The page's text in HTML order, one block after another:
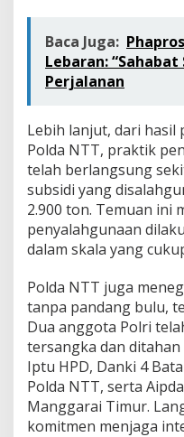
Baca Juga:
Lebaran:
Perjalanan
Lebih lanjut, dari hasil
Polda NTT, praktik
telah berlangsung
subsidi yang
2.900 ton. Temuan ini
penyalahgunaan
dalam skala yang
Polda NTT juga
tanpa pandang bulu,
Dua anggota Polri
tersangka dan ditahan
Iptu HPD, Danki 4
Polda NTT, serta
Manggarai Timur.
komitmen menjaga